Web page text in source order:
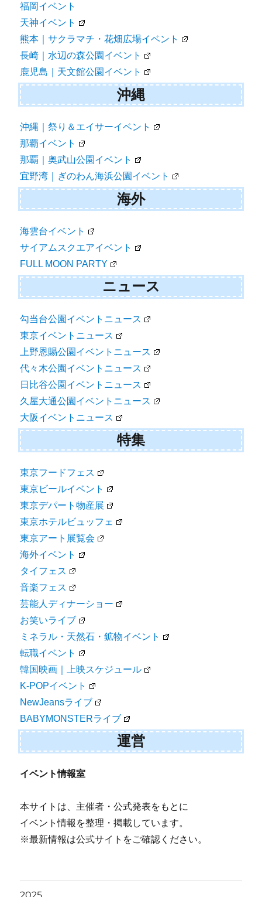
福岡イベント
天神イベント
熊本｜サクラマチ・花畑広場イベント
長崎｜水辺の森公園イベント
鹿児島｜天文館公園イベント
沖縄
沖縄｜祭り＆エイサーイベント
那覇イベント
那覇｜奥武山公園イベント
宜野湾｜ぎのわん海浜公園イベント
海外
海雲台イベント
サイアムスクエアイベント
FULL MOON PARTY
ニュース
勾当台公園イベントニュース
東京イベントニュース
上野恩賜公園イベントニュース
代々木公園イベントニュース
日比谷公園イベントニュース
久屋大通公園イベントニュース
大阪イベントニュース
特集
東京フードフェス
東京ビールイベント
東京デパート物産展
東京ホテルビュッフェ
東京アート展覧会
海外イベント
タイフェス
音楽フェス
芸能人ディナーショー
お笑いライブ
ミネラル・天然石・鉱物イベント
転職イベント
韓国映画｜上映スケジュール
K-POPイベント
NewJeansライブ
BABYMONSTERライブ
運営
イベント情報室
本サイトは、主催者・公式発表をもとに
イベント情報を整理・掲載しています。
※最新情報は公式サイトをご確認ください。